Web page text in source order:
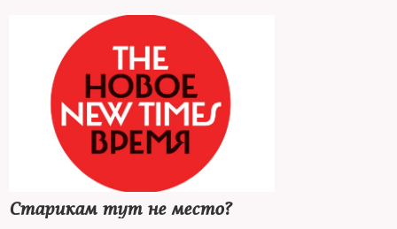
Старикам тут не место?